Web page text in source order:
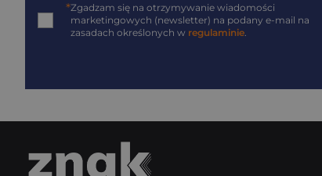
*Zgadzam się na otrzymywanie wiadomości
marketingowych (newsletter) na podany e-mail na
zasadach określonych w regulaminie.